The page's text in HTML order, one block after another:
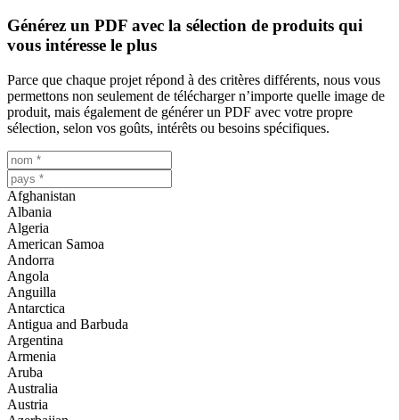
Générez un PDF avec la sélection de produits qui
vous intéresse le plus
Parce que chaque projet répond à des critères différents, nous vous
permettons non seulement de télécharger n’importe quelle image de
produit, mais également de générer un PDF avec votre propre
sélection, selon vos goûts, intérêts ou besoins spécifiques.
Afghanistan
Albania
Algeria
American Samoa
Andorra
Angola
Anguilla
Antarctica
Antigua and Barbuda
Argentina
Armenia
Aruba
Australia
Austria